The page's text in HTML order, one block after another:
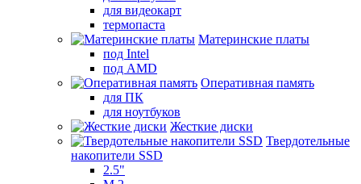
для видеокарт
термопаста
Материнские платы
под Intel
под AMD
Оперативная память
для ПК
для ноутбуков
Жесткие диски
Твердотельные
накопители SSD
2.5"